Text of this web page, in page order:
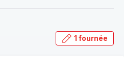
1 fournée